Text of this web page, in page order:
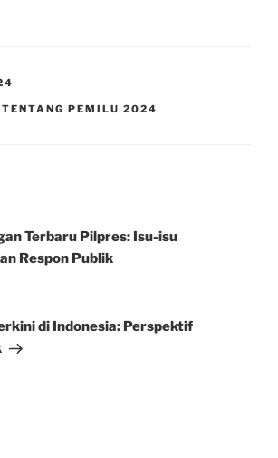
PEMILU 2024
Terbaru Pilpres: Isu-isu
Respon Publik
di Indonesia: Perspektif